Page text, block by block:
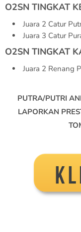
O2SN TINGKAT
Juara 2 Catur
Juara 3 Catur
O2SN TINGKAT
Juara 2 Renang
PUTRA/PUTRI
LAPORKAN